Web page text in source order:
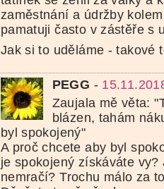
zaměstnání a údržby
pamatuji často v zástěře s
Jak si to uděláme - takové
PEGG -
Zaujala mě věta:
blázen, tahám
byl spokojený"
A proč chcete aby byl
je spokojený získáváte
nemračí? Trochu málo za